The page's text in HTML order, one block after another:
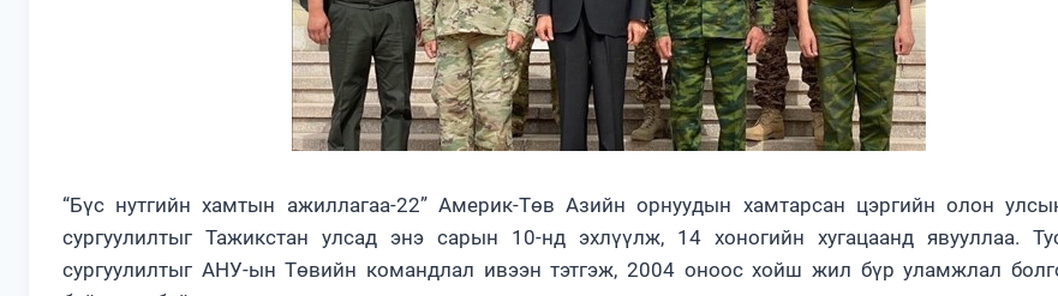
“Бүс нутгийн хамтын ажиллагаа-22” Америк-Төв Азийн орнуудын хамтарсан цэргийн олон
сургуулилтыг Тажикстан улсад энэ сарын 10-нд эхлүүлж, 14 хоногийн хугацаанд явууллаа.
сургуулилтыг АНУ-ын Төвийн командлал ивээн тэтгэж, 2004 оноос хойш жил бүр уламжлал